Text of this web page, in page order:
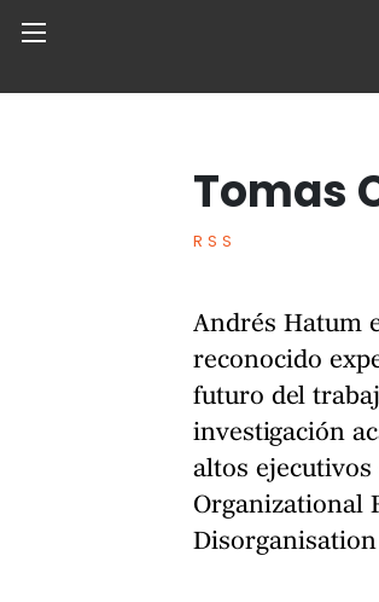
Noticias de negocios, innovación,
Tomas
RSS
Andrés Hatum
reconocido
futuro del
investigación
altos
Organizational
Disorganisation